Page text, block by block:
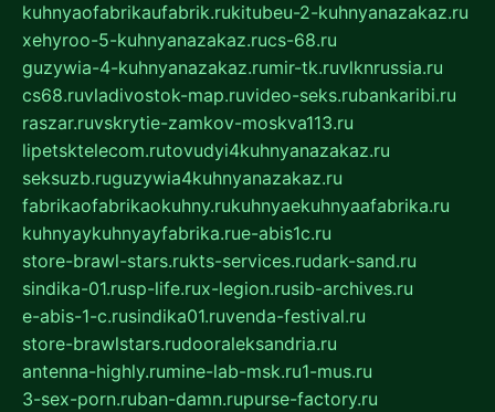
kuhnyaofabrikaufabrik.rukitubeu-2-kuhnyanazakaz.ru
xehyroo-5-kuhnyanazakaz.rucs-68.ru
guzywia-4-kuhnyanazakaz.rumir-tk.ruvlknrussia.ru
cs68.ruvladivostok-map.ruvideo-seks.rubankaribi.ru
raszar.ruvskrytie-zamkov-moskva113.ru
lipetsktelecom.rutovudyi4kuhnyanazakaz.ru
seksuzb.ruguzywia4kuhnyanazakaz.ru
fabrikaofabrikaokuhny.rukuhnyaekuhnyaafabrika.ru
kuhnyaykuhnyayfabrika.rue-abis1c.ru
store-brawl-stars.rukts-services.rudark-sand.ru
sindika-01.rusp-life.rux-legion.rusib-archives.ru
e-abis-1-c.rusindika01.ruvenda-festival.ru
store-brawlstars.rudooraleksandria.ru
antenna-highly.rumine-lab-msk.ru1-mus.ru
3-sex-porn.ruban-damn.rupurse-factory.ru